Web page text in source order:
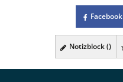
Facebook
Notizblock ()